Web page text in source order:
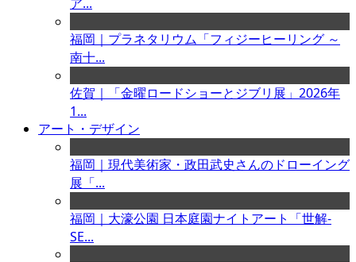
福岡｜プラネタリウム「フィジーヒーリング ～
南十...
佐賀｜「金曜ロードショーとジブリ展」2026年
1...
アート・デザイン
福岡｜現代美術家・政田武史さんのドローイング
展「...
福岡｜大濠公園 日本庭園ナイトアート「世解-
SE...